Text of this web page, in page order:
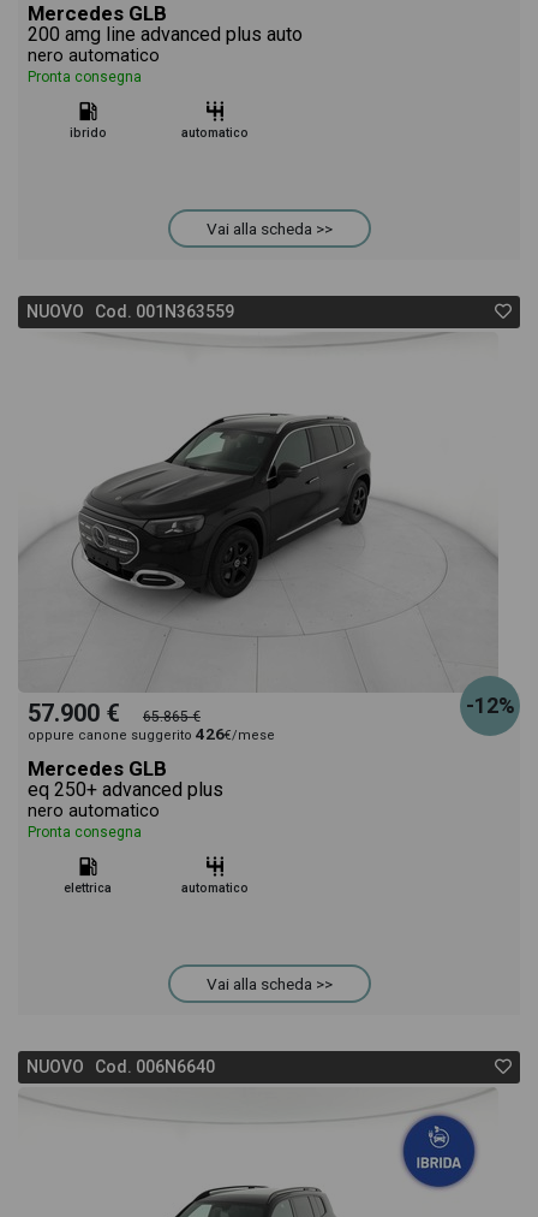
Mercedes GLB
200 amg line advanced plus auto
nero automatico
Pronta consegna
ibrido automatico
Vai alla scheda >>
NUOVO Cod. 001N363559
-12%
57.900 € 65.865 €
oppure canone suggerito 426€/mese
Mercedes GLB
eq 250+ advanced plus
nero automatico
Pronta consegna
elettrica automatico
Vai alla scheda >>
NUOVO Cod. 006N6640